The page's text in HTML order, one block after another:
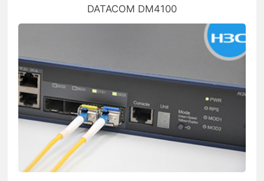
DATACOM DM4100